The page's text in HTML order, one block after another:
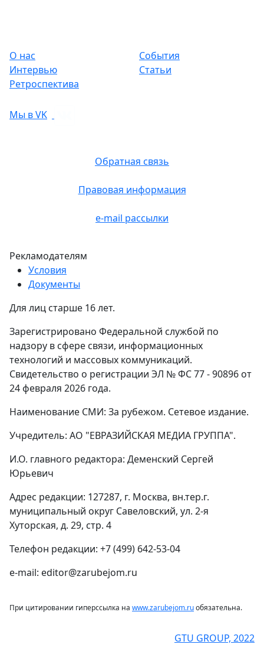
О нас
События
Интервью
Статьи
Ретроспектива
Мы в VK
Рекламодателям
Условия
Документы
Обратная связь
Правовая информация
e-mail рассылки
Для лиц старше 16 лет.
Зарегистрировано Федеральной службой по
надзору в сфере связи, информационных
технологий и массовых коммуникаций.
Свидетельство о регистрации ЭЛ № ФС 77 - 90896 от
24 февраля 2026 года.
Наименование СМИ: За рубежом. Сетевое издание.
Учредитель: АО "ЕВРАЗИЙСКАЯ МЕДИА ГРУППА".
И.О. главного редактора: Деменский Сергей
Юрьевич
Адрес редакции: 127287, г. Москва, вн.тер.г.
муниципальный округ Савеловский, ул. 2-я
Хуторская, д. 29, стр. 4
Телефон редакции: +7 (499) 642-53-04
e-mail: editor@zarubejom.ru
При цитировании гиперссылка на www.zarubejom.ruобязательна.
GTU GROUP, 2022